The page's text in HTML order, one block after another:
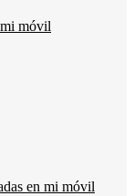
móvil
en mi móvil